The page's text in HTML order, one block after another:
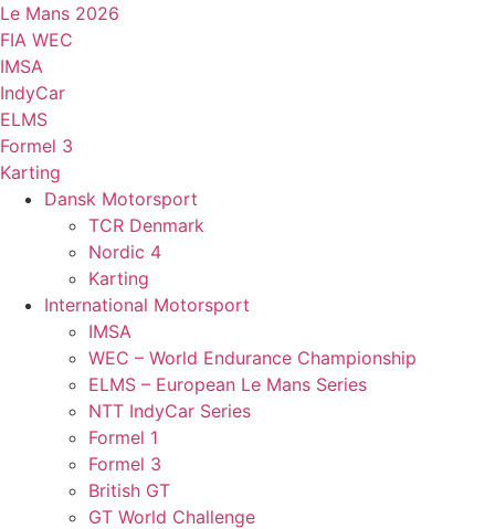
Videre
til
indhold
Le Mans 2026
FIA WEC
IMSA
IndyCar
ELMS
Formel 3
Karting
Dansk Motorsport
TCR Denmark
Nordic 4
Karting
International Motorsport
IMSA
WEC – World Endurance Championship
ELMS – European Le Mans Series
NTT IndyCar Series
Formel 1
Formel 3
British GT
GT World Challenge